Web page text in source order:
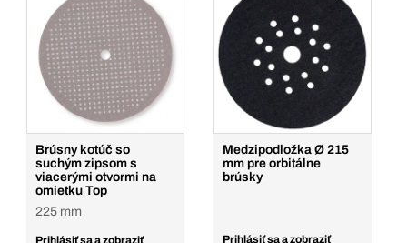
Brúsny kotúč so
suchým zipsom s
viacerými otvormi na
omietku Top
225 mm
Prihlásiť sa a zobraziť
Medzipodložka Ø 215
mm pre orbitálne
brúsky
Prihlásiť sa a zobraziť